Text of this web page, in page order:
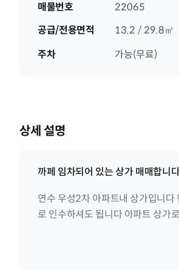
매물번호 22065
공급/전용면적
13.2 / 29.8㎡
주차
가능(무료)
상세 설명
까페 임차되어 있는 상가 매매합니
연수 우성2차 아파트내 상가입니
로 인수하셔도 됩니다 아파트 상가